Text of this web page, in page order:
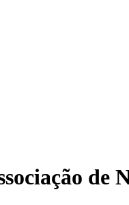
de